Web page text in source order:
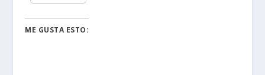
ME GUSTA ESTO: